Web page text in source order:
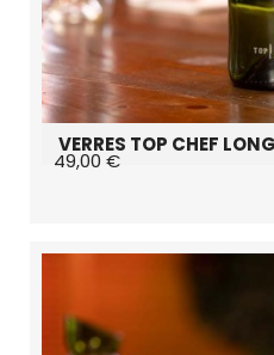
VERRES TOP CHEF
49,00 €